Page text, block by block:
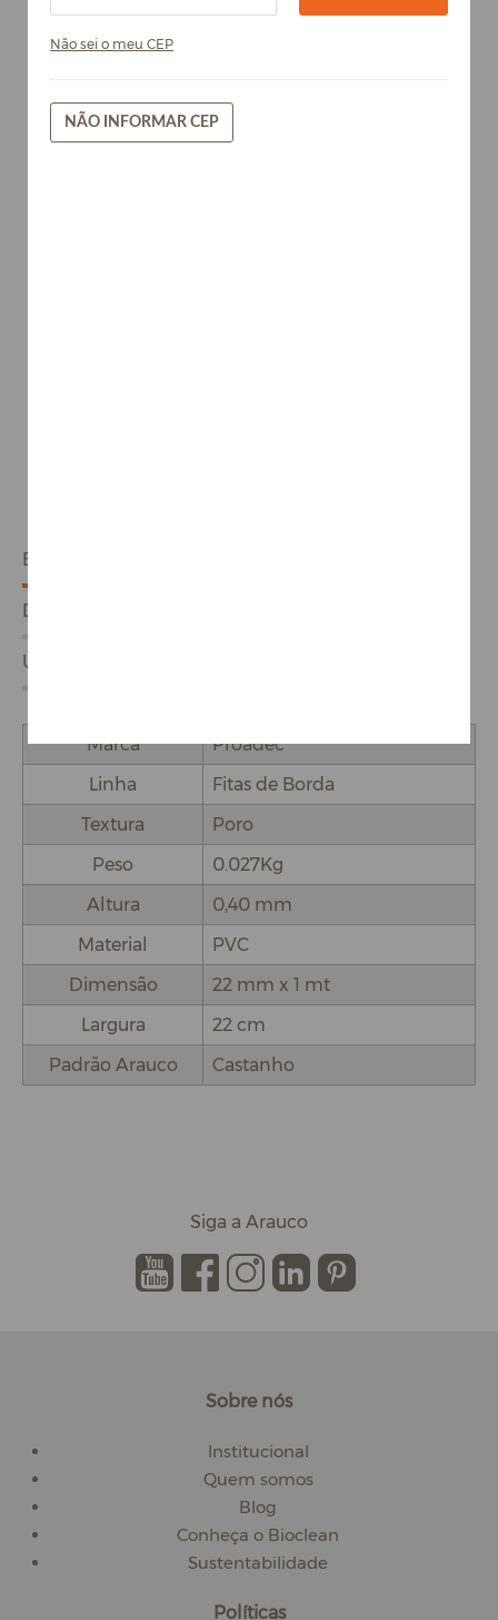
Castanho - Chapa de MDF Arauco
ESPECIFICAÇÕES
DETALHES DO PRODUTO
USO E APLICAÇÕES
Marca
Proadec
Linha
Fitas de Borda
Textura
Poro
Peso
0.027Kg
Altura
0,40 mm
Material
PVC
Dimensão
22 mm x 1 mt
Largura
22 cm
Padrão Arauco
Castanho
Siga a Arauco
. . . . .
Sobre nós
Institucional
Quem somos
Blog
Conheça o Bioclean
Sustentabilidade
Políticas
Não sei o meu CEP
NÃO INFORMAR CEP